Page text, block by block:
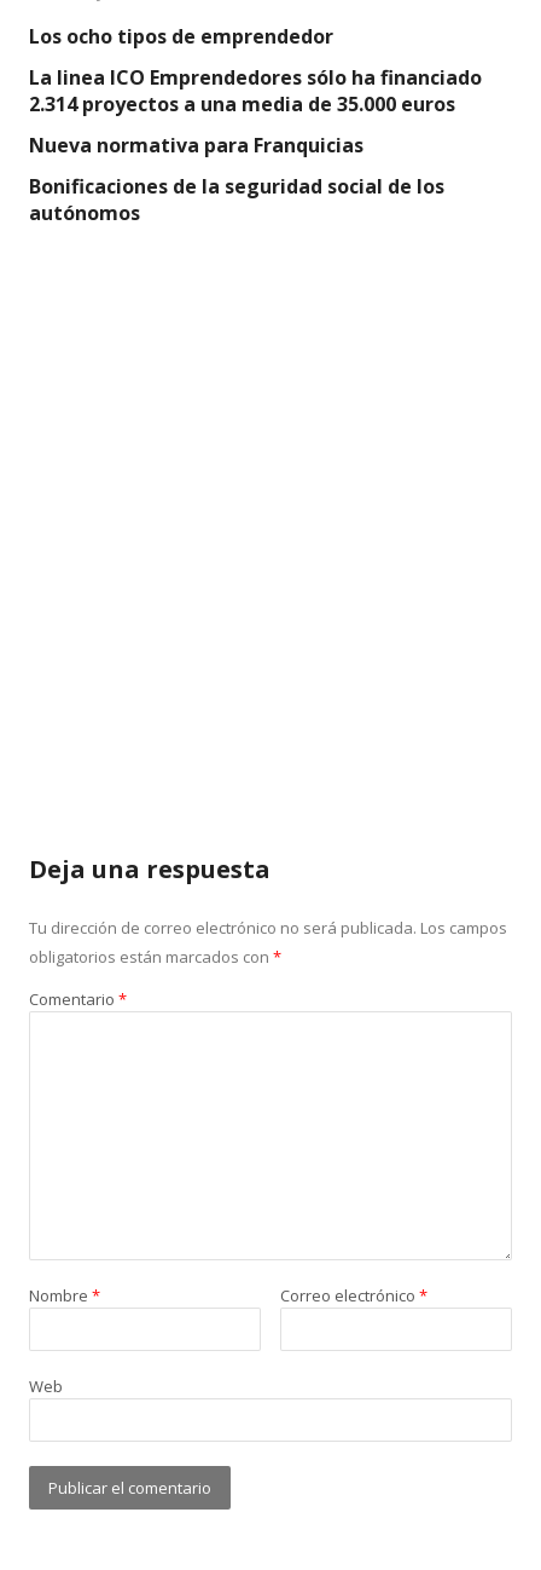
Los ocho tipos de emprendedor
La linea ICO Emprendedores sólo ha financiado
2.314 proyectos a una media de 35.000 euros
Nueva normativa para Franquicias
Bonificaciones de la seguridad social de los
autónomos
Deja una respuesta
Tu dirección de correo electrónico no será publicada. Los campos
obligatorios están marcados con *
Comentario *
Nombre * Correo electrónico *
Web